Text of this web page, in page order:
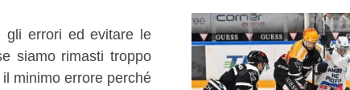
gli errori ed evitare le
siamo rimasti troppo
minimo errore perché